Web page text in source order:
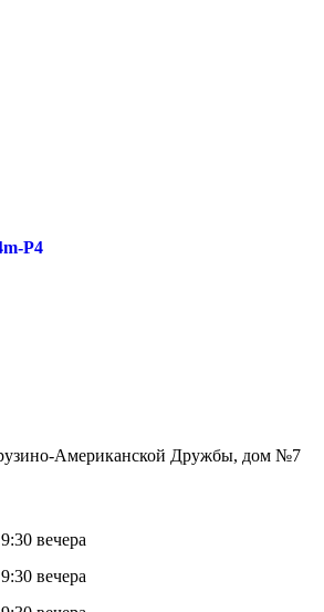
P4
Американской Дружбы, дом №7
вечера
вечера